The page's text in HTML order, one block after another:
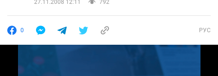
27.11.2008 12:11
792
0 РУС